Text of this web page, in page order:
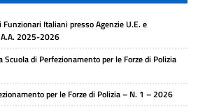
Italiani presso Agenzie U.E. e
2025-2026
di Perfezionamento per le Forze di Polizia
per le Forze di Polizia – N. 1 – 2026